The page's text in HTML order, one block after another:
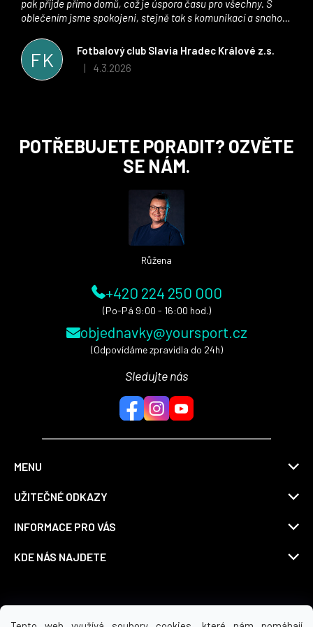
FK
Fotbalový club Slavia Hradec Králové z.s.
Hodnocení obchodu je 5 z 5 hvězdiček.
| 4.3.2026
pak přijde přímo domů, což je úspora času pro všechny. S
oblečením jsme spokojeni, stejně tak s komunikací a snahou
stran. Věříme, že v tomto duchu bude spolupráce pokračovat
i nadále, nyní už začínáme řešit i první sady dresů ;)
POTŘEBUJETE PORADIT? OZVĚTE
SE NÁM.
Růžena
+420 224 250 000
(Po-Pá 9:00 - 16:00 hod.)
objednavky@yoursport.cz
(Odpovídáme zpravidla do 24h)
Sledujte nás
MENU
UŽITEČNÉ ODKAZY
INFORMACE PRO VÁS
KDE NÁS NAJDETE
Možnosti dopravy